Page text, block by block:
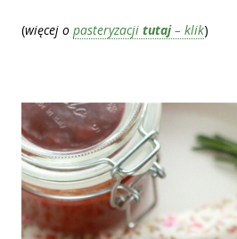
(więcej o pasteryzacji tutaj– klik)